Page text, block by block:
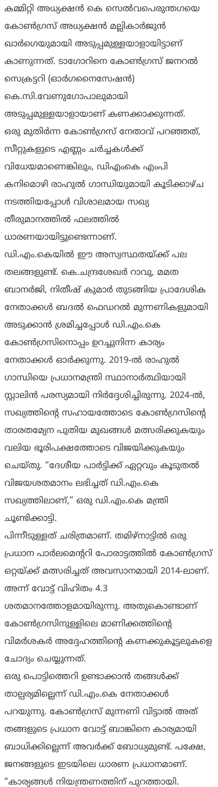
കമ്മിറ്റി അധ്യക്ഷൻ കെ സെൽവപെരുന്തഗയെ
കോൺഗ്രസ് അധ്യക്ഷൻ മല്ലികാർജുൻ
ഖാർഗെയുമായി അടുപ്പമുള്ളയാളായിട്ടാണ്
കാണുന്നത്. ടാഗോറിനെ കോൺഗ്രസ് ജനറൽ
സെക്രട്ടറി (ഓർഗനൈസേഷൻ)
കെ.സി.വേണുഗോപാലുമായി
അടുപ്പമുള്ളയാളായാണ് കണക്കാക്കുന്നത്.
ഒരു മുതിർന്ന കോൺഗ്രസ് നേതാവ് പറഞ്ഞത്,
സീറ്റുകളുടെ എണ്ണം ചർച്ചകൾക്ക്
വിധേയമാണെങ്കിലും, ഡിഎംകെ എംപി
കനിമൊഴി രാഹുൽ ഗാന്ധിയുമായി കൂടിക്കാഴ്ച
നടത്തിയപ്പോൾ വിശാലമായ സഖ്യ
തീരുമാനത്തിൽ ഫലത്തിൽ
ധാരണയായിട്ടുണ്ടെന്നാണ്.
ഡി.എം.കെയിൽ ഈ അസ്വസ്ഥതയ്ക്ക് പല
തലങ്ങളുണ്ട്. കെ.ചന്ദ്രശേഖർ റാവു, മമത
ബാനർജി, നിതീഷ് കുമാർ തുടങ്ങിയ പ്രാദേശിക
നേതാക്കൾ ബദൽ ഫെഡറൽ മുന്നണികളുമായി
അടുക്കാൻ ശ്രമിച്ചപ്പോൾ ഡി.എം.കെ
കോൺഗ്രസിനൊപ്പം ഉറച്ചുനിന്ന കാര്യം
നേതാക്കൾ ഓർക്കുന്നു. 2019-ൽ രാഹുൽ
ഗാന്ധിയെ പ്രധാനമന്ത്രി സ്ഥാനാർത്ഥിയായി
സ്റ്റാലിൻ പരസ്യമായി നിർദ്ദേശിച്ചിരുന്നു. 2024-ൽ,
സഖ്യത്തിൻ്റെ സഹായത്തോടെ കോൺഗ്രസിൻ്റെ
താരതമ്യേന പുതിയ മുഖങ്ങൾ മത്സരിക്കുകയും
വലിയ ഭൂരിപക്ഷത്തോടെ വിജയിക്കുകയും
ചെയ്തു. “ദേശീയ പാർട്ടിക്ക് ഏറ്റവും കൂടുതൽ
വിജയശതമാനം ലഭിച്ചത് ഡി.എം.കെ
സഖ്യത്തിലാണ്,” ഒരു ഡി.എം.കെ മന്ത്രി
ചൂണ്ടിക്കാട്ടി.
പിന്നീടുള്ളത് ചരിത്രമാണ്. തമിഴ്‌നാട്ടിൽ ഒരു
പ്രധാന പാർലമെന്ററി പോരാട്ടത്തിൽ കോൺഗ്രസ്
ഒറ്റയ്ക്ക് മത്സരിച്ചത് അവസാനമായി 2014-ലാണ്.
അന്ന് വോട്ട് വിഹിതം 4.3
ശതമാനത്തോളമായിരുന്നു. അതുകൊണ്ടാണ്
കോൺഗ്രസിനുള്ളിലെ മാണിക്കത്തിൻ്റെ
വിമർശകർ അദ്ദേഹത്തിൻ്റെ കണക്കുകൂട്ടലുകളെ
ചോദ്യം ചെയ്യുന്നത്.
ഒരു പൊട്ടിത്തെറി ഉണ്ടാക്കാൻ തങ്ങൾക്ക്
താല്പര്യമില്ലെന്ന് ഡി.എം.കെ നേതാക്കൾ
പറയുന്നു. കോൺഗ്രസ് മുന്നണി വിട്ടാൽ അത്
തങ്ങളുടെ പ്രധാന വോട്ട് ബാങ്കിനെ കാര്യമായി
ബാധിക്കില്ലെന്ന് അവർക്ക് ബോധ്യമുണ്ട്. പക്ഷേ,
ജനങ്ങളുടെ ഇടയിലെ ധാരണ പ്രധാനമാണ്.
“കാര്യങ്ങൾ നിയന്ത്രണത്തിന് പുറത്തായി.